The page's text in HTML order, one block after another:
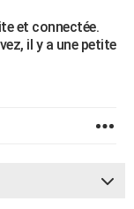
et connectée.
il y a une petite